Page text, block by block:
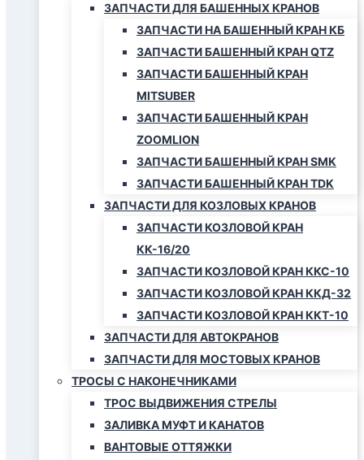
ЗАПЧАСТИ ДЛЯ БАШЕННЫХ КРАНОВ
ЗАПЧАСТИ НА БАШЕННЫЙ КРАН КБ
ЗАПЧАСТИ БАШЕННЫЙ КРАН QTZ
ЗАПЧАСТИ БАШЕННЫЙ КРАН
MITSUBER
ЗАПЧАСТИ БАШЕННЫЙ КРАН
ZOOMLION
ЗАПЧАСТИ БАШЕННЫЙ КРАН SMK
ЗАПЧАСТИ БАШЕННЫЙ КРАН TDK
ЗАПЧАСТИ ДЛЯ КОЗЛОВЫХ КРАНОВ
ЗАПЧАСТИ КОЗЛОВОЙ КРАН
КК-16/20
ЗАПЧАСТИ КОЗЛОВОЙ КРАН ККС-10
ЗАПЧАСТИ КОЗЛОВОЙ КРАН ККД-32
ЗАПЧАСТИ КОЗЛОВОЙ КРАН ККТ-10
ЗАПЧАСТИ ДЛЯ АВТОКРАНОВ
ЗАПЧАСТИ ДЛЯ МОСТОВЫХ КРАНОВ
ТРОСЫ С НАКОНЕЧНИКАМИ
ТРОС ВЫДВИЖЕНИЯ СТРЕЛЫ
ЗАЛИВКА МУФТ И КАНАТОВ
ВАНТОВЫЕ ОТТЯЖКИ